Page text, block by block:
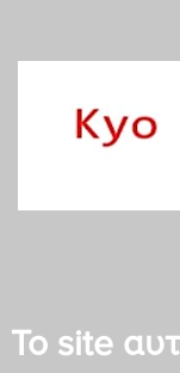
Το site